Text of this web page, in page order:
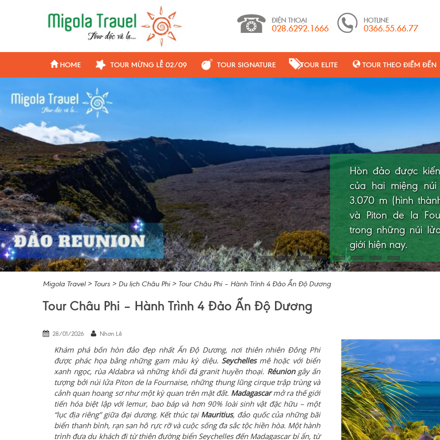
HOME TOUR MỪNG LỄ 02/09 TOUR SIGNATURE TOUR ELITE TOUR THEO ĐIỂM ĐẾN
Hòn đảo được
của hai miệng
3.070 m (hình
và Piton de la
trong những núi
giới hiện nay.
Mauritius là một
Dương, nổi tiếng
trong xanh và rạn
còn hấp dẫn du
độc đáo giữa châu
Migola Travel> Tours > Du lịch Châu Phi> Tour Châu Phi – Hành Trình 4 Đảo Ấn Độ Dương
Tour Châu Phi – Hành Trình 4 Đảo Ấn Độ Dương
28/01/2026 Nhơn Lê
Khám phá bốn hòn đảo đẹp nhất Ấn Độ Dương, nơi thiên nhiên Đông Phi
được phác họa bằng những gam màu kỳ diệu. Seychellesmê hoặc với biển
xanh ngọc, rùa Aldabra và những khối đá granit huyền thoại. Réuniongây ấn
tượng bởi núi lửa Piton de la Fournaise, những thung lũng cirque trập trùng và
cảnh quan hoang sơ như một kỳ quan trên mặt đất. Madagascarmở ra thế giới
tiến hóa biệt lập với lemur, bao báp và hơn 90% loài sinh vật đặc hữu – một
“lục địa riêng” giữa đại dương. Kết thúc tại Mauritius, đảo quốc của những bãi
biển thanh bình, rạn san hô rực rỡ và cuộc sống đa sắc tộc hiền hòa. Một hành
trình đưa du khách đi từ thiên đường biển Seychelles đến Madagascar bí ẩn, từ